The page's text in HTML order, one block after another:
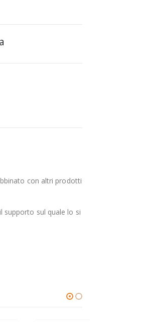
con altri prodotti
supporto sul quale lo si